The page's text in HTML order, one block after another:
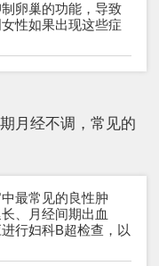
卵巢的功能，导致
性如果出现这些症
月经不调，常见的
最常见的良性肿
、月经间期出血
行妇科B超检查，以